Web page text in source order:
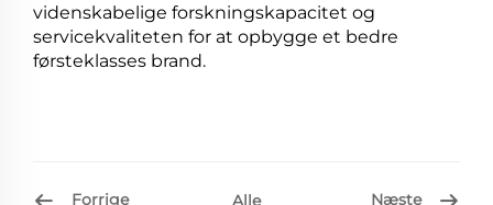
videnskabelige forskningskapacitet og
servicekvaliteten for at opbygge et bedre
førsteklasses brand.
Forrige Alle Næste